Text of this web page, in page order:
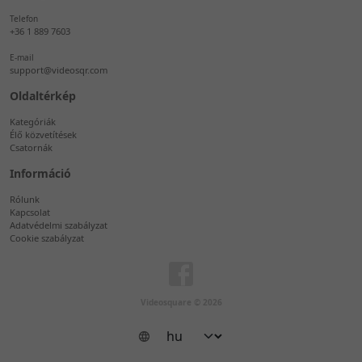
Telefon
+36 1 889 7603
E-mail
support@videosqr.com
Oldaltérkép
Kategóriák
Élő közvetítések
Csatornák
Információ
Rólunk
Kapcsolat
Adatvédelmi szabályzat
Cookie szabályzat